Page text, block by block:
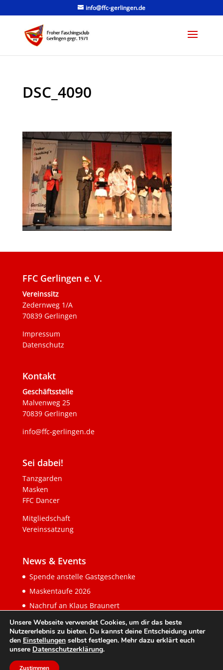
info@ffc-gerlingen.de
DSC_4090
FFC Gerlingen e. V.
Vereinssitz
Zedernweg 1/A
70839 Gerlingen
Impressum
Datenschutz
Kontakt
Geschäftsstelle
Malvenweg 25
70839 Gerlingen
info@ffc-gerlingen.de
Sei dabei!
Tanzgarden
Masken
FFC Dancer
Mitgliedschaft
Vereinssatzung
News & Events
Spende anstelle Gastgeschenke
Maskentaufe 2026
Nachruf an Klaus Braunert
Unsere Webseite verwendet Cookies, um dir das beste
Nutzererlebnis zu bieten. Du kannst deine Entscheidung unter
den Einstellungen selbst festlegen. Mehr dazu erklärt euch
unsere Datenschutzerklärung.
Zustimmen